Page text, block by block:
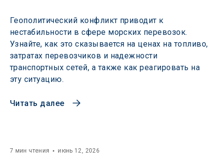
Геополитический конфликт приводит к
нестабильности в сфере морских перевозок.
Узнайте, как это сказывается на ценах на топливо,
затратах перевозчиков и надежности
транспортных сетей, а также как реагировать на
эту ситуацию.
Читать далее
7 мин чтения июнь 12, 2026